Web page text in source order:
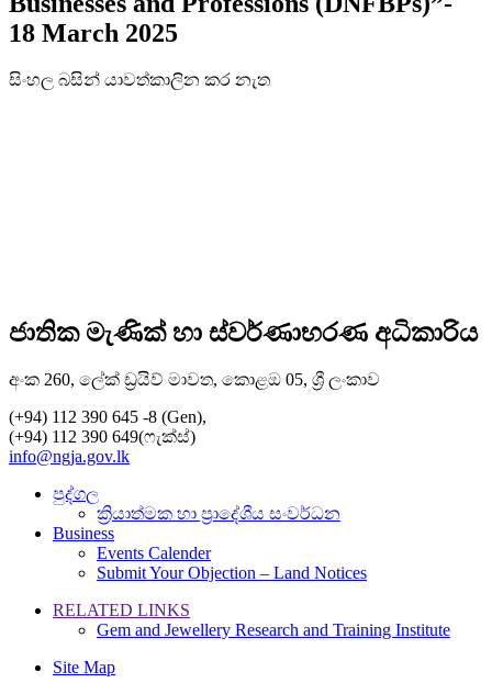
18 March 2025
සිංහල බසින් යාවත්කාලින කර නැත
ජාතික මැණික් හා ස්වර්ණාභරණ අධිකාරිය
අංක 260, ලේක් ඩ්‍රයිව් මාවත, කොළඔ 05, ශ්‍රී ලංකාව
(+94) 112 390 645 -8 (Gen),
(+94) 112 390 649(ෆැක්ස්)
info@ngja.gov.lk
පුද්ගල
ක්‍රියාත්මක හා ප්‍රාදේශීය සංවර්ධන
Business
Events Calender
Submit Your Objection – Land Notices
RELATED LINKS
Gem and Jewellery Research and Training Institute
Site Map